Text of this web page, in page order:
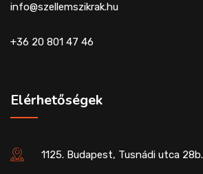
info@szellemszikrak.hu
+36 20 801 47 46
Elérhetőségek
1125. Budapest, Tusnádi utca 28b.